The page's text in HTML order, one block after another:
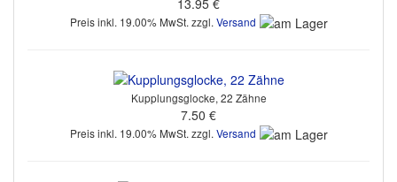
13.95 €
Preis inkl. 19.00% MwSt. zzgl. Versand
Kupplungsglocke, 22 Zähne
7.50 €
Preis inkl. 19.00% MwSt. zzgl. Versand